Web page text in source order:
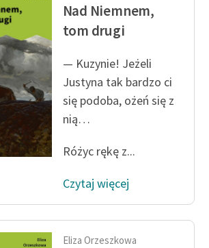
Nad Niemnem,
tom drugi
— Kuzynie! Jeżeli
Justyna tak bardzo ci
się podoba, ożeń się z
nią…
Różyc rękę z...
Czytaj więcej
Eliza Orzeszkowa